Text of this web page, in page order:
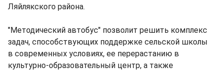
Ляйлякского района.
"Методический автобус" позволит решить комплекс
задач, способствующих поддержке сельской школы
в современных условиях, ее перерастанию в
культурно-образовательный центр, а также